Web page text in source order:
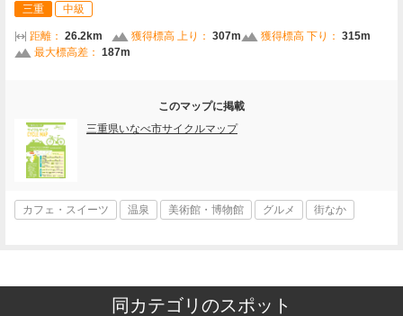
三重 中級
距離： 26.2km 獲得標高 上り： 307m 獲得標高 下り： 315m
最大標高差： 187m
このマップに掲載
三重県いなべ市サイクルマップ
カフェ・スイーツ 温泉 美術館・博物館 グルメ 街なか
同カテゴリのスポット